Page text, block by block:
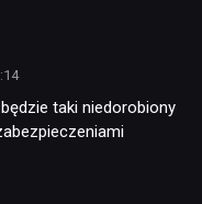
taki niedorobiony